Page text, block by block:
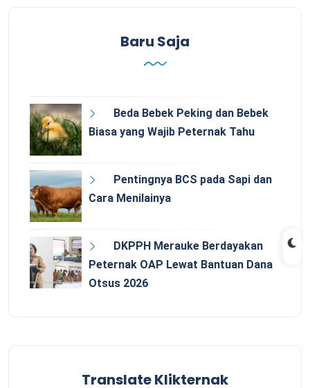
Baru Saja
Beda Bebek Peking dan Bebek
Biasa yang Wajib Peternak Tahu
Pentingnya BCS pada Sapi dan
Cara Menilainya
DKPPH Merauke Berdayakan
Peternak OAP Lewat Bantuan Dana
Otsus 2026
Translate Klikternak